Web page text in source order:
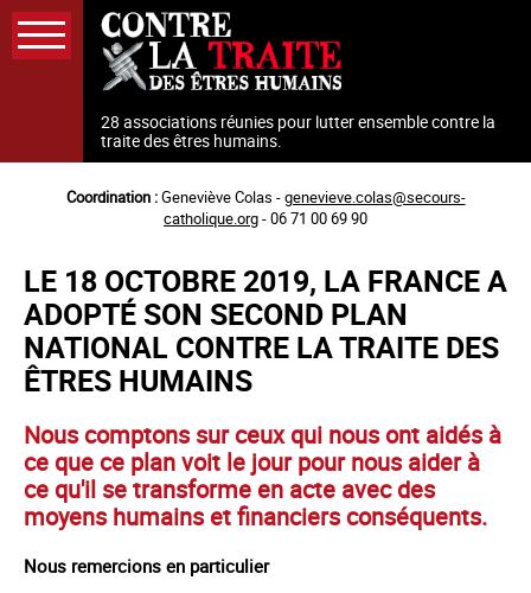
Aller
au
contenu
28 associations réunies pour lutter ensemble contre la
traite des êtres humains.
Coordination :Geneviève Colas -genevieve.colas@secours-
catholique.org- 06 71 00 69 90
LE 18 OCTOBRE 2019, LA FRANCE A
ADOPTÉ SON SECOND PLAN
NATIONAL CONTRE LA TRAITE DES
ÊTRES HUMAINS
Nous comptons sur ceux qui nous ont aidés à
ce que ce plan voit le jour pour nous aider à
ce qu'il se transforme en acte avec des
moyens humains et financiers conséquents.
Nous remercions en particulier